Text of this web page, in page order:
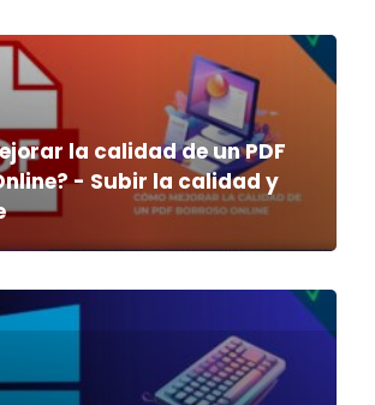
la calidad de un PDF
- Subir la calidad y